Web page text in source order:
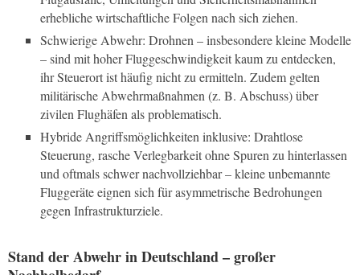
erhebliche wirtschaftliche Folgen nach sich ziehen.
Schwierige Abwehr: Drohnen – insbesondere kleine Modelle
– sind mit hoher Fluggeschwindigkeit kaum zu entdecken,
ihr Steuerort ist häufig nicht zu ermitteln. Zudem gelten
militärische Abwehrmaßnahmen (z. B. Abschuss) über
zivilen Flughäfen als problematisch.
Hybride Angriffsmöglichkeiten inklusive: Drahtlose
Steuerung, rasche Verlegbarkeit ohne Spuren zu hinterlassen
und oftmals schwer nachvollziehbar – kleine unbemannte
Fluggeräte eignen sich für asymmetrische Bedrohungen
gegen Infrastrukturziele.
Stand der Abwehr in Deutschland – großer